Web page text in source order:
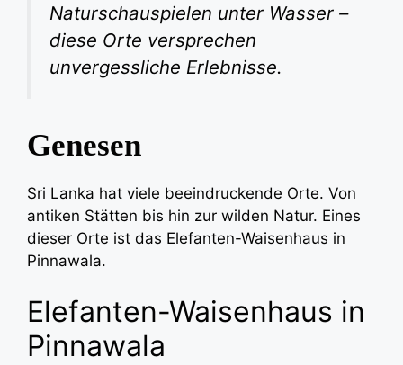
Naturschauspielen unter Wasser –
diese Orte versprechen
unvergessliche Erlebnisse.
Genesen
Sri Lanka hat viele beeindruckende Orte. Von
antiken Stätten bis hin zur wilden Natur. Eines
dieser Orte ist das Elefanten-Waisenhaus in
Pinnawala.
Elefanten-Waisenhaus in
Pinnawala